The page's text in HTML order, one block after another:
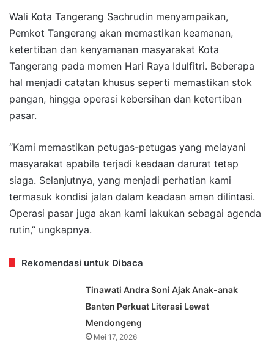
Wali Kota Tangerang Sachrudin menyampaikan,
Pemkot Tangerang akan memastikan keamanan,
ketertiban dan kenyamanan masyarakat Kota
Tangerang pada momen Hari Raya Idulfitri. Beberapa
hal menjadi catatan khusus seperti memastikan stok
pangan, hingga operasi kebersihan dan ketertiban
pasar.
“Kami memastikan petugas-petugas yang melayani
masyarakat apabila terjadi keadaan darurat tetap
siaga. Selanjutnya, yang menjadi perhatian kami
termasuk kondisi jalan dalam keadaan aman dilintasi.
Operasi pasar juga akan kami lakukan sebagai agenda
rutin,” ungkapnya.
Rekomendasi untuk Dibaca
Tinawati Andra Soni Ajak Anak-anak
Banten Perkuat Literasi Lewat
Mendongeng
Mei 17, 2026